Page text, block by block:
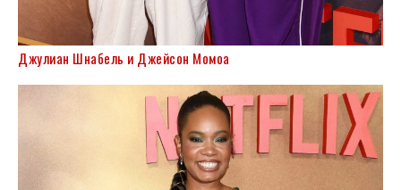
Джулиан Шнабель и Джейсон Момоа